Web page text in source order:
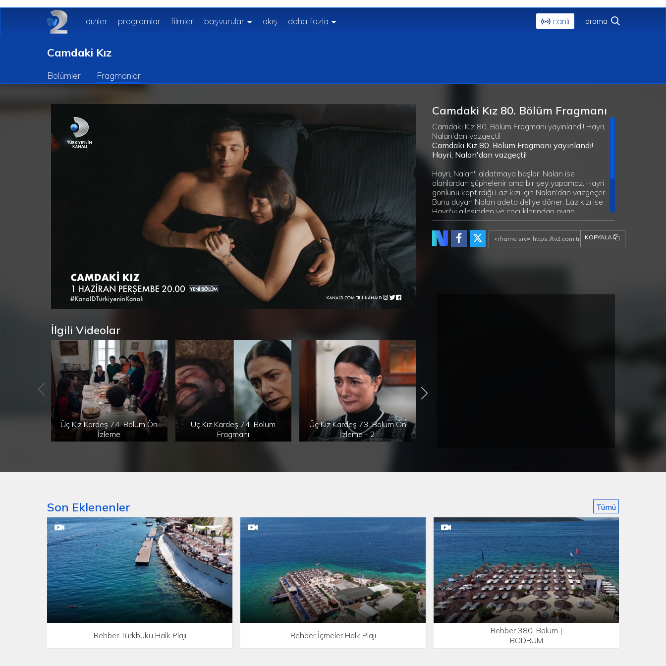
diziler programlar filmler başvurular akış daha fazla canlı
Camdaki Kız
Bölümler Fragmanlar
Süre / Toplam Yüklendi
İlgili Videolar
Üç Kız Kardeş 74. Bölüm Ön
İzleme
Üç Kız Kardeş 74. Bölüm
Fragmanı
Üç Kız Kardeş 73. Bölüm Ön
İzleme - 2
Camdaki Kız 80. Bölüm Fragmanı
Camdaki Kız 80. Bölüm Fragmanı yayınlandı! Hayri,
Nalan'dan vazgeçti!
Camdaki Kız 80. Bölüm Fragmanı yayınlandı!
Hayri, Nalan'dan vazgeçti!
Hayri, Nalan'ı aldatmaya başlar. Nalan ise
olanlardan şüphelenir ama bir şey yapamaz. Hayri
gönlünü kaptırdığı Laz kızı için Nalan'dan vazgeçer.
Bunu duyan Nalan adeta deliye döner. Laz kızı ise
Hayri'yi ailesinden ve çocuklarından ayırıp
tamamen elde etmeye çalışır.
Camdaki Kız yeni bölümleriyle perşembe saat
20.00'da Kanal D'de!
KOPYALA
Son Eklenenler
Rehber Türkbükü Halk Plajı Rehber İçmeler Halk Plajı
Rehber 380. Bölüm |
BODRUM
Tümü